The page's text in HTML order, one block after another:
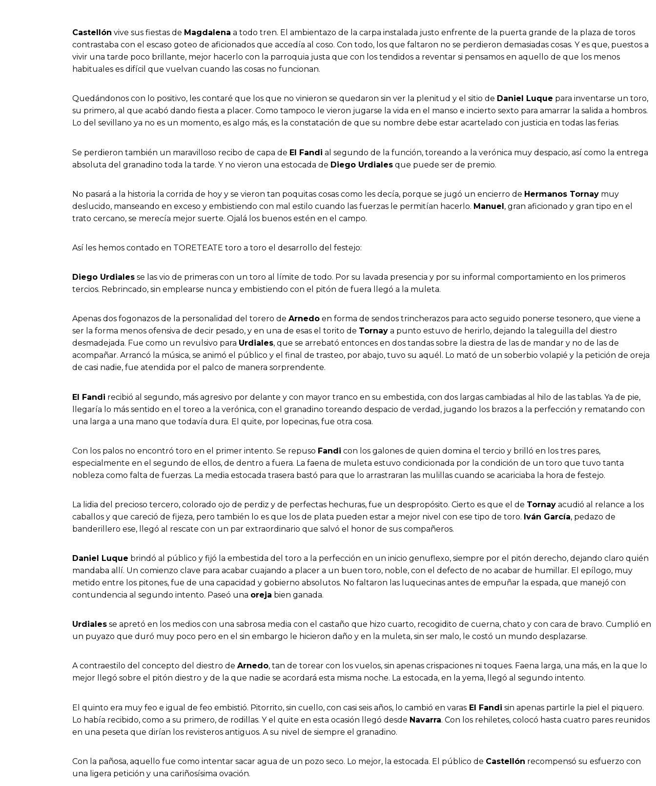
Castellón vive sus fiestas de Magdalena a todo tren. El ambientazo de la carpa instalada justo enfrente de la puerta grande de la plaza de toros
contrastaba con el escaso goteo de aficionados que accedía al coso. Con todo, los que faltaron no se perdieron demasiadas cosas. Y es que, puestos a
vivir una tarde poco brillante, mejor hacerlo con la parroquia justa que con los tendidos a reventar si pensamos en aquello de que los menos
habituales es difícil que vuelvan cuando las cosas no funcionan.
Quedándonos con lo positivo, les contaré que los que no vinieron se quedaron sin ver la plenitud y el sitio de Daniel Luque para inventarse un toro,
su primero, al que acabó dando fiesta a placer. Como tampoco le vieron jugarse la vida en el manso e incierto sexto para amarrar la salida a hombros.
Lo del sevillano ya no es un momento, es algo más, es la constatación de que su nombre debe estar acartelado con justicia en todas las ferias.
Se perdieron también un maravilloso recibo de capa de El Fandi al segundo de la función, toreando a la verónica muy despacio, así como la entrega
absoluta del granadino toda la tarde. Y no vieron una estocada de Diego Urdiales que puede ser de premio.
No pasará a la historia la corrida de hoy y se vieron tan poquitas cosas como les decía, porque se jugó un encierro de Hermanos Tornay muy
deslucido, manseando en exceso y embistiendo con mal estilo cuando las fuerzas le permitían hacerlo. Manuel, gran aficionado y gran tipo en el
trato cercano, se merecía mejor suerte. Ojalá los buenos estén en el campo.
Así les hemos contado en TORETEATE toro a toro el desarrollo del festejo:
Diego Urdiales se las vio de primeras con un toro al límite de todo. Por su lavada presencia y por su informal comportamiento en los primeros
tercios. Rebrincado, sin emplearse nunca y embistiendo con el pitón de fuera llegó a la muleta.
Apenas dos fogonazos de la personalidad del torero de Arnedo en forma de sendos trincherazos para acto seguido ponerse tesonero, que viene a
ser la forma menos ofensiva de decir pesado, y en una de esas el torito de Tornay a punto estuvo de herirlo, dejando la taleguilla del diestro
desmadejada. Fue como un revulsivo para Urdiales, que se arrebató entonces en dos tandas sobre la diestra de las de mandar y no de las de
acompañar. Arrancó la música, se animó el público y el final de trasteo, por abajo, tuvo su aquél. Lo mató de un soberbio volapié y la petición de oreja
de casi nadie, fue atendida por el palco de manera sorprendente.
El Fandi recibió al segundo, más agresivo por delante y con mayor tranco en su embestida, con dos largas cambiadas al hilo de las tablas. Ya de pie,
llegaría lo más sentido en el toreo a la verónica, con el granadino toreando despacio de verdad, jugando los brazos a la perfección y rematando con
una larga a una mano que todavía dura. El quite, por lopecinas, fue otra cosa.
Con los palos no encontró toro en el primer intento. Se repuso Fandi con los galones de quien domina el tercio y brilló en los tres pares,
especialmente en el segundo de ellos, de dentro a fuera. La faena de muleta estuvo condicionada por la condición de un toro que tuvo tanta
nobleza como falta de fuerzas. La media estocada trasera bastó para que lo arrastraran las mulillas cuando se acariciaba la hora de festejo.
La lidia del precioso tercero, colorado ojo de perdiz y de perfectas hechuras, fue un despropósito. Cierto es que el de Tornay acudió al relance a los
caballos y que careció de fijeza, pero también lo es que los de plata pueden estar a mejor nivel con ese tipo de toro. Iván García, pedazo de
banderillero ese, llegó al rescate con un par extraordinario que salvó el honor de sus compañeros.
Daniel Luque brindó al público y fijó la embestida del toro a la perfección en un inicio genuflexo, siempre por el pitón derecho, dejando claro quién
mandaba allí. Un comienzo clave para acabar cuajando a placer a un buen toro, noble, con el defecto de no acabar de humillar. El epílogo, muy
metido entre los pitones, fue de una capacidad y gobierno absolutos. No faltaron las luquecinas antes de empuñar la espada, que manejó con
contundencia al segundo intento. Paseó una oreja bien ganada.
Urdiales se apretó en los medios con una sabrosa media con el castaño que hizo cuarto, recogidito de cuerna, chato y con cara de bravo. Cumplió en
un puyazo que duró muy poco pero en el sin embargo le hicieron daño y en la muleta, sin ser malo, le costó un mundo desplazarse.
A contraestilo del concepto del diestro de Arnedo, tan de torear con los vuelos, sin apenas crispaciones ni toques. Faena larga, una más, en la que lo
mejor llegó sobre el pitón diestro y de la que nadie se acordará esta misma noche. La estocada, en la yema, llegó al segundo intento.
El quinto era muy feo e igual de feo embistió. Pitorrito, sin cuello, con casi seis años, lo cambió en varas El Fandi sin apenas partirle la piel el piquero.
Lo había recibido, como a su primero, de rodillas. Y el quite en esta ocasión llegó desde Navarra. Con los rehiletes, colocó hasta cuatro pares reunidos
en una peseta que dirían los revisteros antiguos. A su nivel de siempre el granadino.
Con la pañosa, aquello fue como intentar sacar agua de un pozo seco. Lo mejor, la estocada. El público de Castellón recompensó su esfuerzo con
una ligera petición y una cariñosísima ovación.